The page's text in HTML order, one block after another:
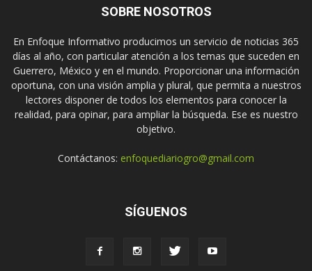
SOBRE NOSOTROS
En Enfoque Informativo producimos un servicio de noticias 365
días al año, con particular atención a los temas que suceden en
Guerrero, México y en el mundo. Proporcionar una información
oportuna, con una visión amplia y plural, que permita a nuestros
lectores disponer de todos los elementos para conocer la
realidad, para opinar, para ampliar la búsqueda. Ese es nuestro
objetivo.
Contáctanos: enfoquediariogro@gmail.com
SÍGUENOS